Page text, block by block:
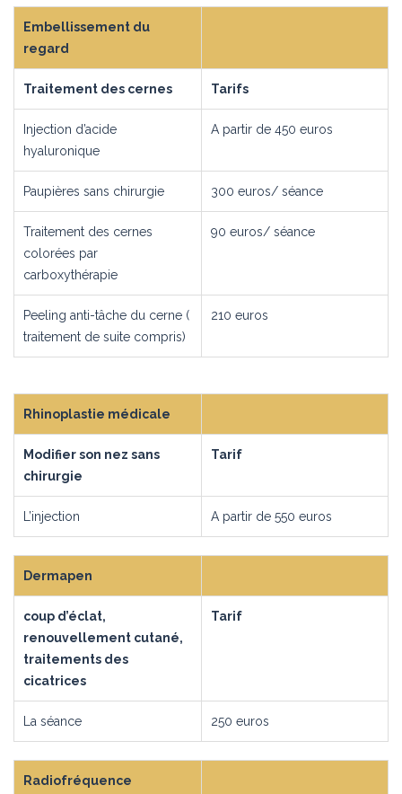
Embellissement du
regard
Traitement des cernes Tarifs
Injection d’acide
hyaluronique
A partir de 450 euros
Paupières sans chirurgie 300 euros/ séance
Traitement des cernes
colorées par
carboxythérapie
90 euros/ séance
Peeling anti-tâche du cerne (
traitement de suite compris)
210 euros
Rhinoplastie médicale
Modifier son nez sans
chirurgie
Tarif
L’injection A partir de 550 euros
Dermapen
coup d’éclat,
renouvellement cutané,
traitements des
cicatrices
Tarif
La séance 250 euros
Radiofréquence